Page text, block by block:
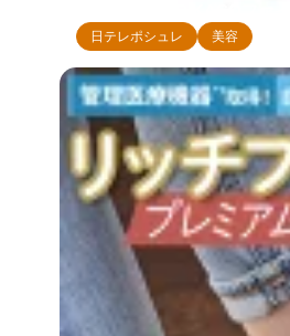
【辛口検証】RIKACOファ
日テレポシュレ 美容